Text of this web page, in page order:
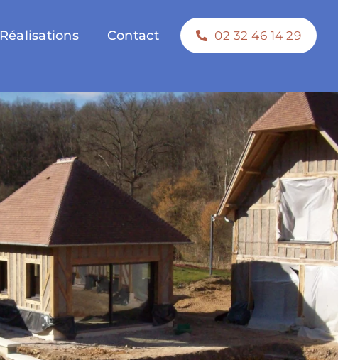
Réalisations Contact 02 32 46 14 29